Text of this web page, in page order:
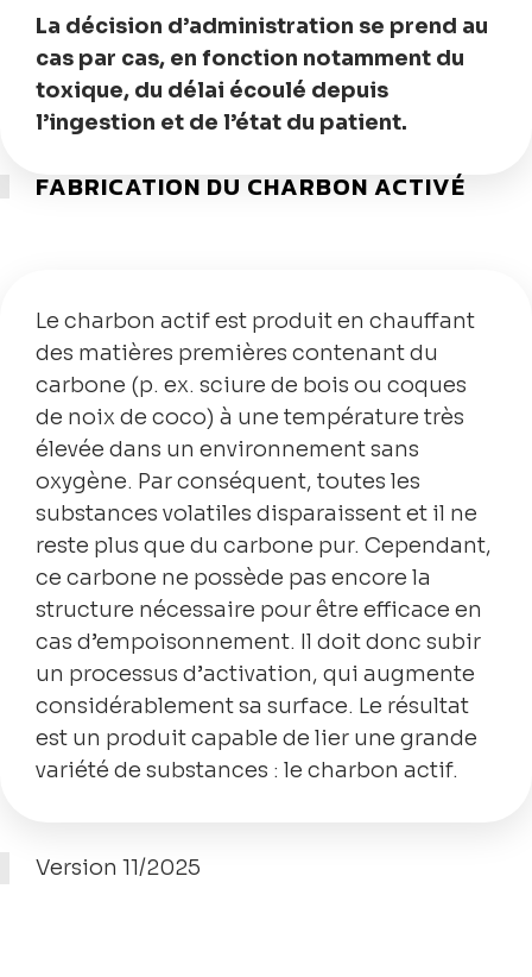
La décision d’administration se prend au
cas par cas, en fonction notamment du
toxique, du délai écoulé depuis
l’ingestion et de l’état du patient.
FABRICATION DU CHARBON ACTIVÉ
Le charbon actif est produit en chauffant
des matières premières contenant du
carbone (p. ex. sciure de bois ou coques
de noix de coco) à une température très
élevée dans un environnement sans
oxygène. Par conséquent, toutes les
substances volatiles disparaissent et il ne
reste plus que du carbone pur. Cependant,
ce carbone ne possède pas encore la
structure nécessaire pour être efficace en
cas d’empoisonnement. Il doit donc subir
un processus d’activation, qui augmente
considérablement sa surface. Le résultat
est un produit capable de lier une grande
variété de substances : le charbon actif.
Version 11/2025